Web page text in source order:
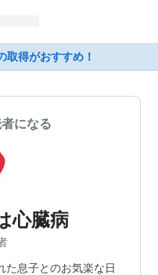
取得がおすすめ！
になる
心臓病
た息子とのお気楽な日